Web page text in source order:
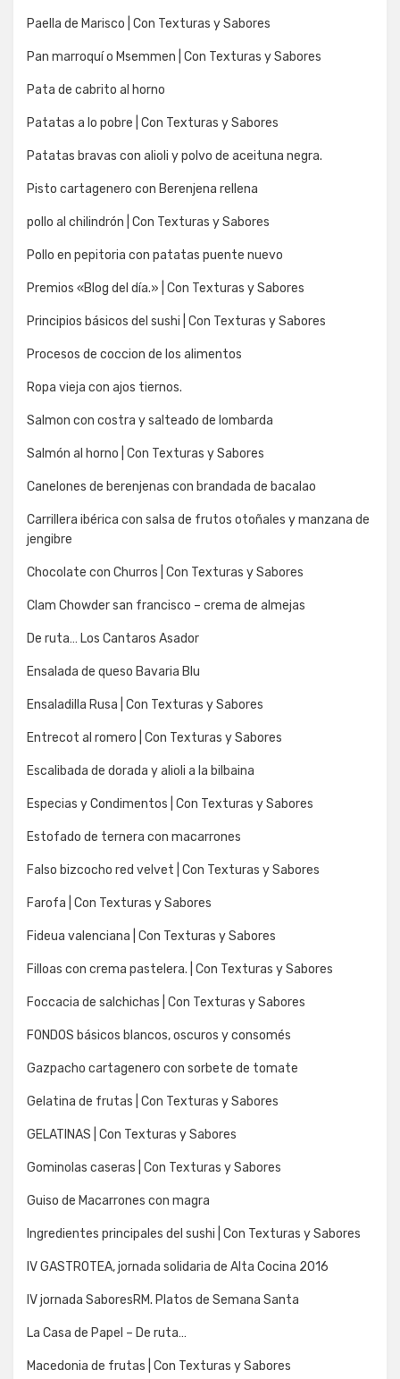
Paella de Marisco | Con Texturas y Sabores
Pan marroquí o Msemmen | Con Texturas y Sabores
Pata de cabrito al horno
Patatas a lo pobre | Con Texturas y Sabores
Patatas bravas con alioli y polvo de aceituna negra.
Pisto cartagenero con Berenjena rellena
pollo al chilindrón | Con Texturas y Sabores
Pollo en pepitoria con patatas puente nuevo
Premios «Blog del día.» | Con Texturas y Sabores
Principios básicos del sushi | Con Texturas y Sabores
Procesos de coccion de los alimentos
Ropa vieja con ajos tiernos.
Salmon con costra y salteado de lombarda
Salmón al horno | Con Texturas y Sabores
Canelones de berenjenas con brandada de bacalao
Carrillera ibérica con salsa de frutos otoñales y manzana de
jengibre
Chocolate con Churros | Con Texturas y Sabores
Clam Chowder san francisco – crema de almejas
De ruta… Los Cantaros Asador
Ensalada de queso Bavaria Blu
Ensaladilla Rusa | Con Texturas y Sabores
Entrecot al romero | Con Texturas y Sabores
Escalibada de dorada y alioli a la bilbaina
Especias y Condimentos | Con Texturas y Sabores
Estofado de ternera con macarrones
Falso bizcocho red velvet | Con Texturas y Sabores
Farofa | Con Texturas y Sabores
Fideua valenciana | Con Texturas y Sabores
Filloas con crema pastelera. | Con Texturas y Sabores
Foccacia de salchichas | Con Texturas y Sabores
FONDOS básicos blancos, oscuros y consomés
Gazpacho cartagenero con sorbete de tomate
Gelatina de frutas | Con Texturas y Sabores
GELATINAS | Con Texturas y Sabores
Gominolas caseras | Con Texturas y Sabores
Guiso de Macarrones con magra
Ingredientes principales del sushi | Con Texturas y Sabores
IV GASTROTEA, jornada solidaria de Alta Cocina 2016
IV jornada SaboresRM. Platos de Semana Santa
La Casa de Papel – De ruta…
Macedonia de frutas | Con Texturas y Sabores